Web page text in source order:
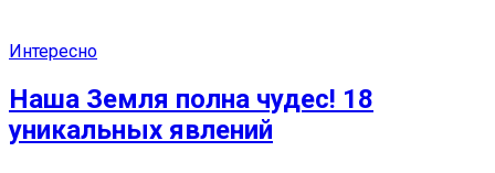
Интересно
Наша Земля полна чудес! 18
уникальных явлений